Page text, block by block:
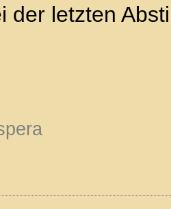
der letzten